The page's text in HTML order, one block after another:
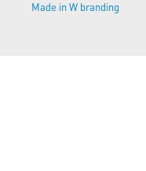
Made in W branding